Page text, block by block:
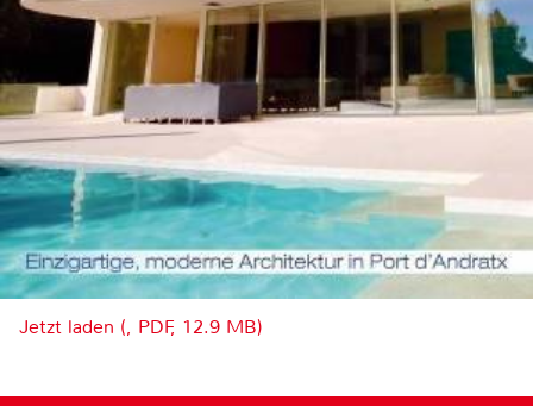
Jetzt laden (, PDF, 12.9 MB)